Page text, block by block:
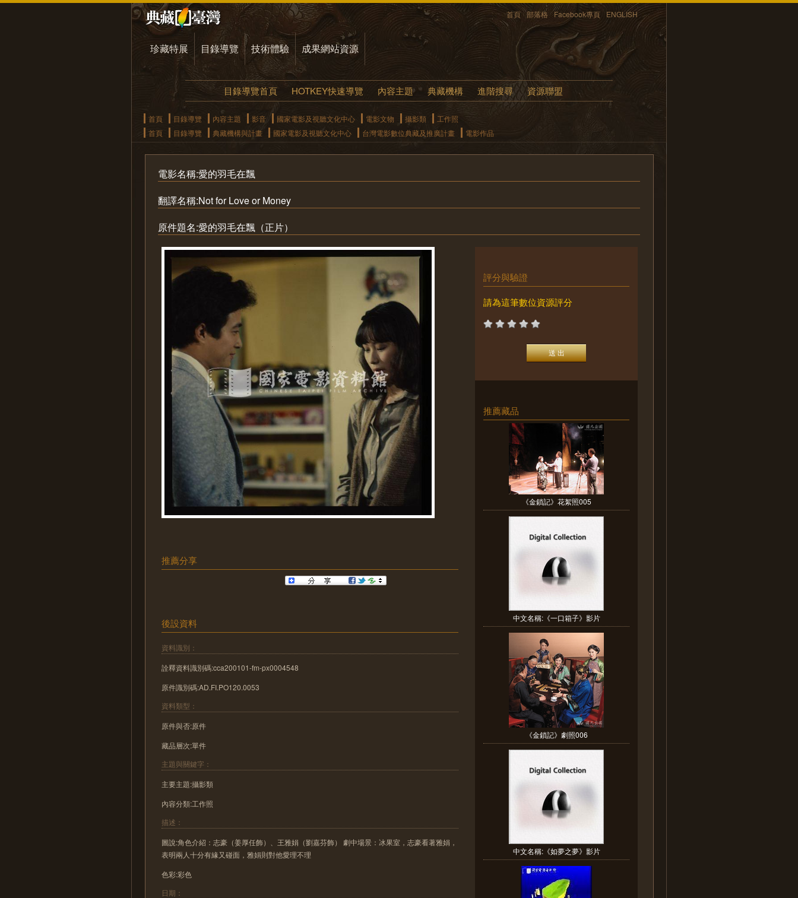
首頁 部落格 Facebook專頁 ENGLISH
珍藏特展 目錄導覽 技術體驗 成果網站資源
目錄導覽首頁 HOTKEY快速導覽 內容主題 典藏機構 進階搜尋 資源聯盟
首頁 目錄導覽 內容主題 影音 國家電影及視聽文化中心 電影文物 攝影類
工作照
首頁
目錄導覽 典藏機構與計畫 國家電影及視聽文化中心 台灣電影數位典藏及推廣計畫 電影作品
電影名稱:愛的羽毛在飄
翻譯名稱:Not for Love or Money
原件題名:愛的羽毛在飄（正片）
推薦分享
後設資料
資料識別：
詮釋資料識別碼:cca200101-fm-px0004548
原件識別碼:AD.FI.PO120.0053
資料類型：
原件與否:原件
藏品層次:單件
主題與關鍵字：
主要主題:攝影類
內容分類:工作照
描述：
圖說:角色介紹：志豪（姜厚任飾）、王雅娟（劉嘉芬飾） 劇中場景：冰果室，志豪看著雅娟，
表明兩人十分有緣又碰面，雅娟則對他愛理不理
色彩:彩色
日期：
評分與驗證
請為這筆數位資源評分
推薦藏品
《金鎖記》花絮照005
中文名稱:《一口箱子》影片
《金鎖記》劇照006
中文名稱:《如夢之夢》影片